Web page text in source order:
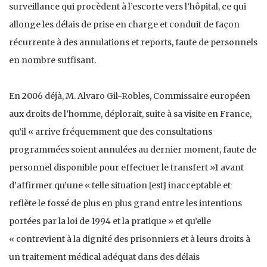
surveillance qui procèdent à l’escorte vers l’hôpital, ce qui
allonge les délais de prise en charge et conduit de façon
récurrente à des annulations et reports, faute de personnels
en nombre suffisant.
En 2006 déjà, M. Alvaro Gil-Robles, Commissaire européen
aux droits de l’homme, déplorait, suite à sa visite en France,
qu’il « arrive fréquemment que des consultations
programmées soient annulées au dernier moment, faute de
personnel disponible pour effectuer le transfert »1 avant
d’affirmer qu’une « telle situation [est] inacceptable et
reflète le fossé de plus en plus grand entre les intentions
portées par la loi de 1994 et la pratique » et qu’elle
« contrevient à la dignité des prisonniers et à leurs droits à
un traitement médical adéquat dans des délais